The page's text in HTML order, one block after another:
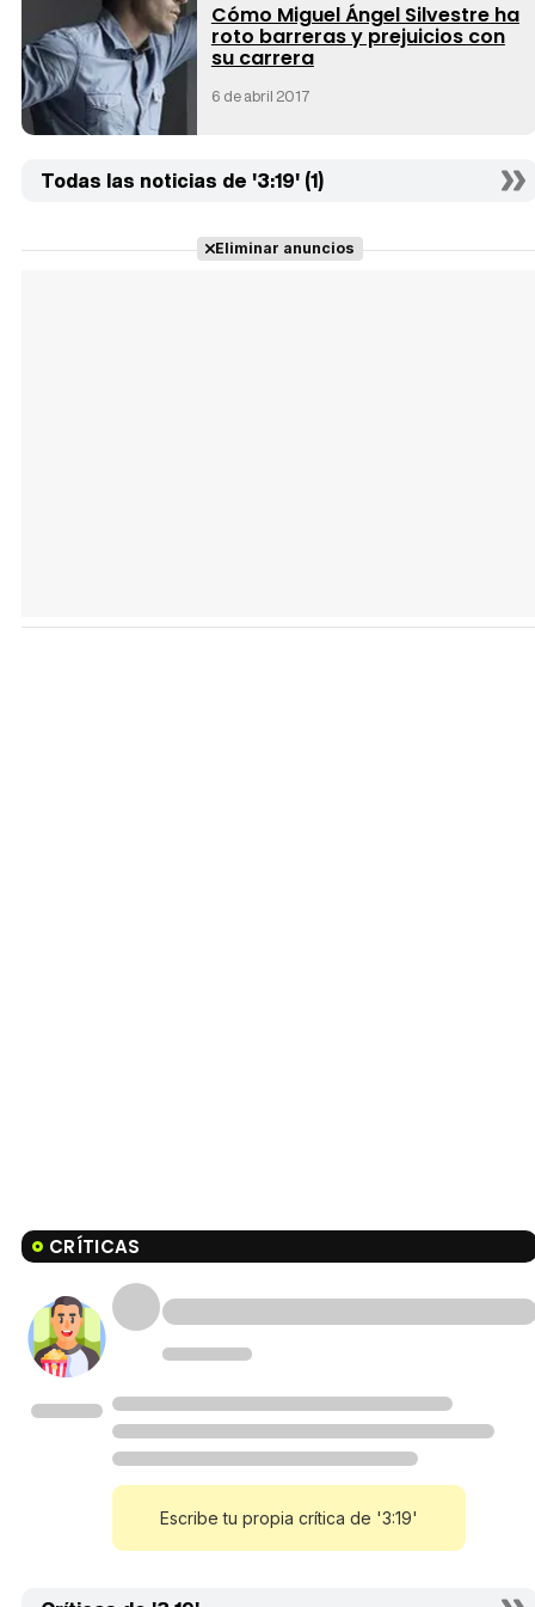
Cómo Miguel Ángel Silvestre ha
roto barreras y prejuicios con
su carrera
6 de abril 2017
Todas las noticias de '3:19' (1)
Eliminar anuncios
CRÍTICAS
Escribe tu propia crítica de '3:19'